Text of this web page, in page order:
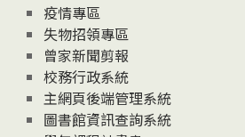
疫情專區
失物招領專區
曾家新聞剪報
校務行政系統
主網頁後端管理系統
圖書館資訊查詢系統